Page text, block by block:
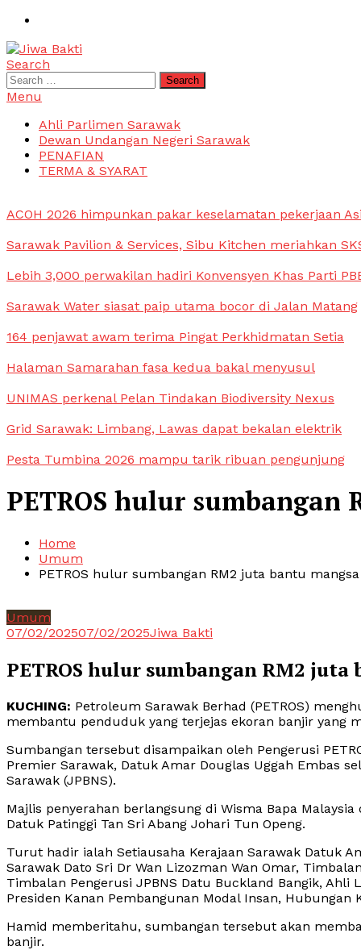
Skip
Content
Jiwa Bakti
Suara PBB Sarawak
Search
Search
for:
Menu
Ahli Parlimen Sarawak
Dewan Undangan Negeri Sarawak
PENAFIAN
TERMA & SYARAT
ACOH 2026 himpunkan pakar keselamatan pekerjaan
Sarawak Pavilion & Services, Sibu Kitchen meriahkan
Lebih 3,000 perwakilan hadiri Konvensyen Khas Parti
Sarawak Water siasat paip utama bocor di Jalan Matang
164 penjawat awam terima Pingat Perkhidmatan Setia
Halaman Samarahan fasa kedua bakal menyusul
UNIMAS perkenal Pelan Tindakan Biodiversity Nexus
Grid Sarawak: Limbang, Lawas dapat bekalan elektrik
Pesta Tumbina 2026 mampu tarik ribuan pengunjung
PETROS hulur
Home
Umum
PETROS hulur sumbangan RM2 juta bantu
Umum
07/02/202507/02/2025Jiwa Bakti
PETROS hulur sumbangan RM2
KUCHING: Petroleum Sarawak Berhad (PETROS)
membantu penduduk yang terjejas ekoran banjir yang
Sumbangan tersebut disampaikan oleh Pengerusi
Premier Sarawak, Datuk Amar Douglas Uggah Embas
Sarawak (JPBNS).
Majlis penyerahan berlangsung di Wisma Bapa
Datuk Patinggi Tan Sri Abang Johari Tun Openg.
Turut hadir ialah Setiausaha Kerajaan Sarawak Datuk
Sarawak Dato Sri Dr Wan Lizozman Wan Omar,
Timbalan Pengerusi JPBNS Datu Buckland Bangik, Ahli
Presiden Kanan Pembangunan Modal Insan,
Hamid memberitahu, sumbangan tersebut akan
banjir.